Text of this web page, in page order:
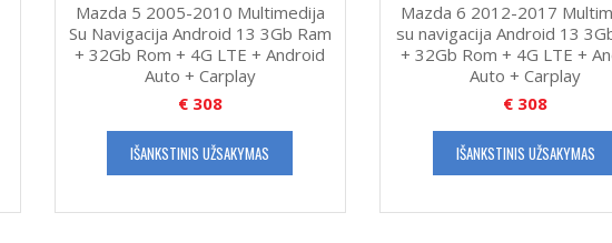
Mazda 5 2005-2010 Multimedija
Su Navigacija Android 13 3Gb Ram
+ 32Gb Rom + 4G LTE + Android
Auto + Carplay
€308
IŠANKSTINIS UŽSAKYMAS
Mazda 6 2012-2017
su navigacija Android 13
+ 32Gb Rom + 4G LTE +
Auto + Carplay
€ 308
IŠANKSTINIS UŽSAKYMAS